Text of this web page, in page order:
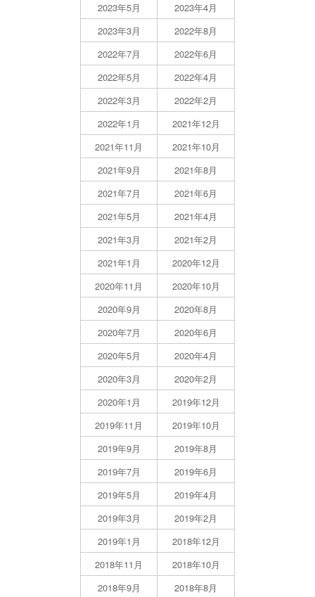
2023年5月
2023年4月
2023年3月
2022年8月
2022年7月
2022年6月
2022年5月
2022年4月
2022年3月
2022年2月
2022年1月
2021年12月
2021年11月
2021年10月
2021年9月
2021年8月
2021年7月
2021年6月
2021年5月
2021年4月
2021年3月
2021年2月
2021年1月
2020年12月
2020年11月
2020年10月
2020年9月
2020年8月
2020年7月
2020年6月
2020年5月
2020年4月
2020年3月
2020年2月
2020年1月
2019年12月
2019年11月
2019年10月
2019年9月
2019年8月
2019年7月
2019年6月
2019年5月
2019年4月
2019年3月
2019年2月
2019年1月
2018年12月
2018年11月
2018年10月
2018年9月
2018年8月